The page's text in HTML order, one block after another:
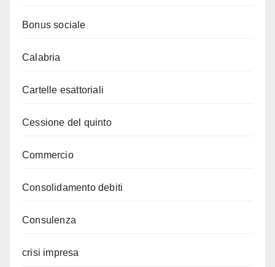
Bonus sociale
Calabria
Cartelle esattoriali
Cessione del quinto
Commercio
Consolidamento debiti
Consulenza
crisi impresa